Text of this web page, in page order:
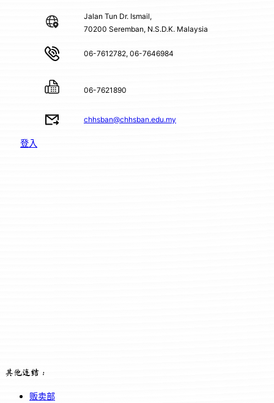
Jalan Tun Dr. Ismail,
70200 Seremban, N.S.D.K. Malaysia
06-7612782, 06-7646984
06-7621890
chhsban@chhsban.edu.my
登入
其他连结：
贩卖部